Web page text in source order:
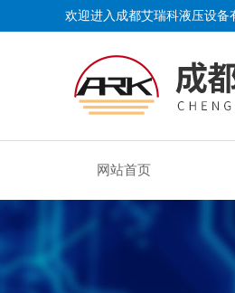
欢迎进入成都艾瑞科液压设备
网站首页